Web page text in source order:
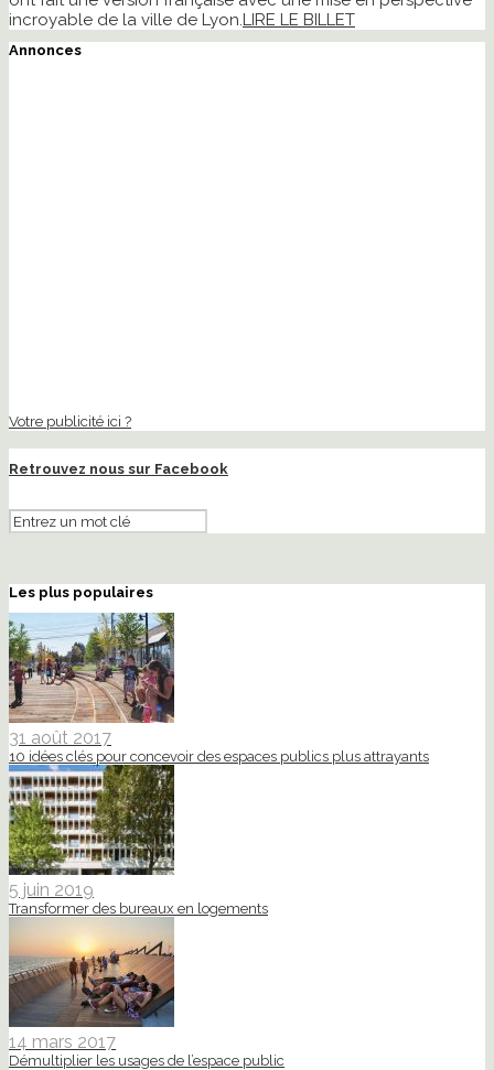
incroyable de la ville de Lyon.LIRE LE BILLET
Annonces
Votre publicité ici ?
Retrouvez nous sur Facebook
Les plus populaires
31 août 2017
10 idées clés pour concevoir des espaces publics plus attrayants
5 juin 2019
Transformer des bureaux en logements
14 mars 2017
Démultiplier les usages de l’espace public